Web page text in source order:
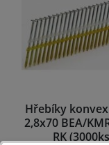
Hřebíky
2,8x70 BEA/
RK